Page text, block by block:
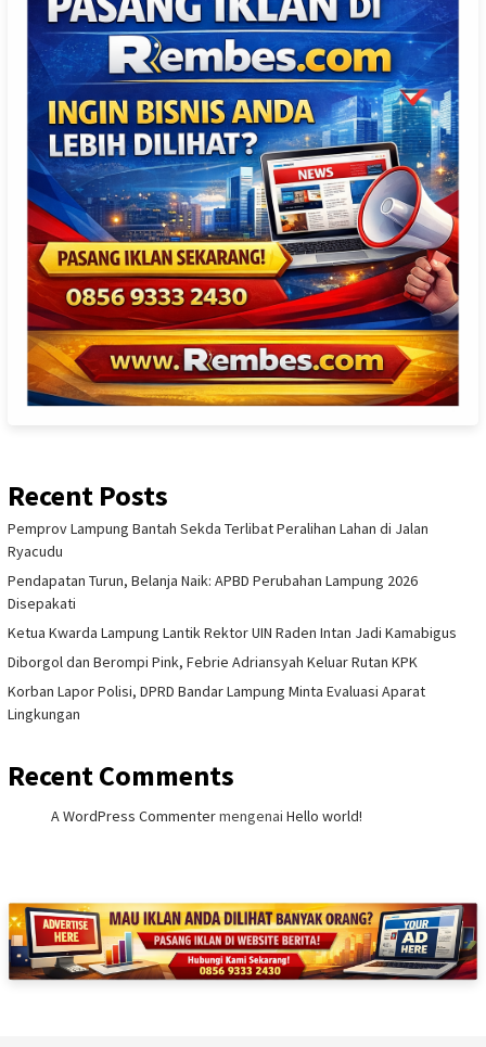
Recent Posts
Pemprov Lampung Bantah Sekda Terlibat Peralihan Lahan di Jalan
Ryacudu
Pendapatan Turun, Belanja Naik: APBD Perubahan Lampung 2026
Disepakati
Ketua Kwarda Lampung Lantik Rektor UIN Raden Intan Jadi Kamabigus
Diborgol dan Berompi Pink, Febrie Adriansyah Keluar Rutan KPK
Korban Lapor Polisi, DPRD Bandar Lampung Minta Evaluasi Aparat
Lingkungan
Recent Comments
A WordPress Commentermengenai Hello world!